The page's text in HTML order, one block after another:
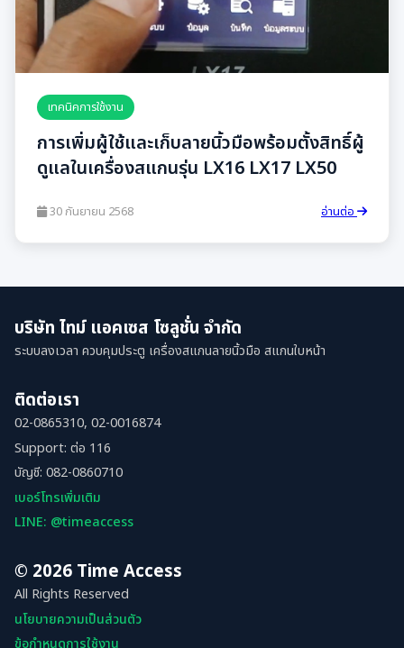
เทคนิคการใช้งาน
การเพิ่มผู้ใช้และเก็บลายนิ้วมือพร้อมตั้งสิทธิ์ผู้
ดูแลในเครื่องสแกนรุ่น LX16 LX17 LX50
30 กันยายน 2568 อ่านต่อ
บริษัท ไทม์ แอคเซส โซลูชั่น จำกัด
ระบบลงเวลา ควบคุมประตู เครื่องสแกนลายนิ้วมือ สแกนใบหน้า
ติดต่อเรา
02-0865310, 02-0016874
Support: ต่อ 116
บัญชี: 082-0860710
เบอร์โทรเพิ่มเติม
LINE: @timeaccess
© 2026 Time Access
All Rights Reserved
นโยบายความเป็นส่วนตัว
ข้อกำหนดการใช้งาน